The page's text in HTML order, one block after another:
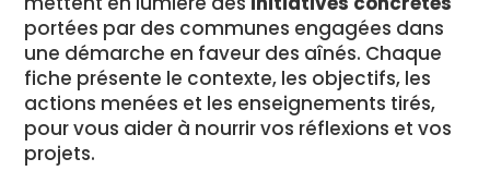
portées par des communes engagées dans
une démarche en faveur des aînés. Chaque
fiche présente le contexte, les objectifs, les
actions menées et les enseignements tirés,
pour vous aider à nourrir vos réflexions et vos
projets.